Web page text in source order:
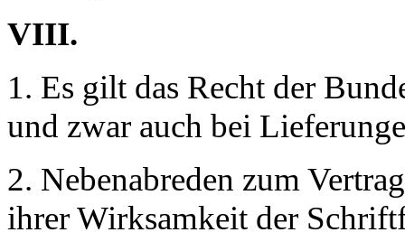
VIII.
1. Es gilt das Recht der
und zwar auch bei
2. Nebenabreden zum
ihrer Wirksamkeit der